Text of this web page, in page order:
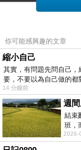
商品訊息描述:
時尚屋 達妮嘉大
你可能感興趣的文章
縮小自己
其實，有問題先問自己
要，不要以為自己做的
14 分鐘前
結束
班，
花不
2026-